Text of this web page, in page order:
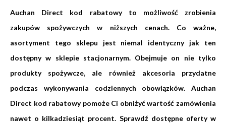
Auchan Direct kod rabatowy to możliwość zrobienia
zakupów spożywczych w niższych cenach. Co ważne,
asortyment tego sklepu jest niemal identyczny jak ten
dostępny w sklepie stacjonarnym. Obejmuje on nie tylko
produkty spożywcze, ale również akcesoria przydatne
podczas wykonywania codziennych obowiązków. Auchan
Direct kod rabatowy pomoże Ci obniżyć wartość zamówienia
nawet o kilkadziesiąt procent. Sprawdź dostępne oferty w